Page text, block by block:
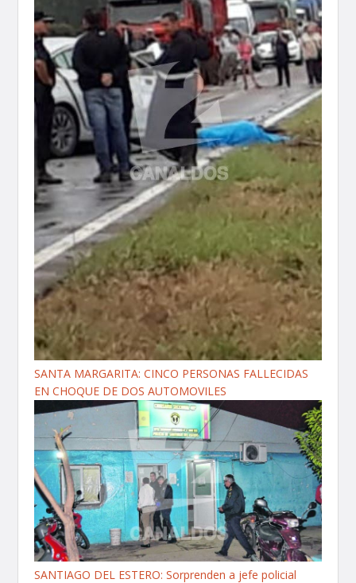
SANTA MARGARITA: CINCO PERSONAS FALLECIDAS
EN CHOQUE DE DOS AUTOMOVILES
SANTIAGO DEL ESTERO: Sorprenden a jefe policial